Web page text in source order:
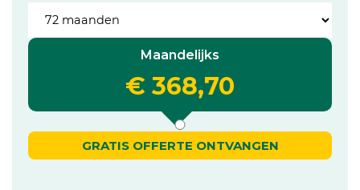
Maandelijks
€ 368,70
GRATIS OFFERTE ONTVANGEN